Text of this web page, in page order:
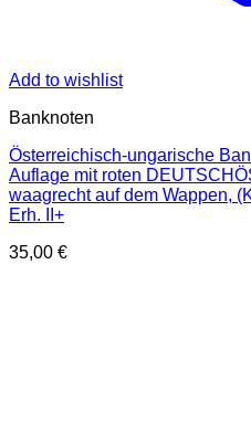
Add to wishlist
Banknoten
Österreichisch-ungarische
Auflage mit roten
waagrecht auf dem Wappen,
Erh. II+
35,00 €